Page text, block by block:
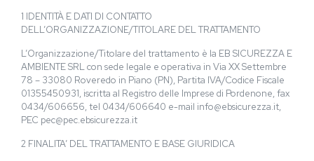
1 IDENTITÀ E DATI DI CONTATTO
DELL’ORGANIZZAZIONE/TITOLARE DEL TRATTAMENTO
L’Organizzazione/Titolare del trattamento è la EB SICUREZZA E
AMBIENTE SRL con sede legale e operativa in Via XX Settembre
78 – 33080 Roveredo in Piano (PN), Partita IVA/Codice Fiscale
01355450931, iscritta al Registro delle Imprese di Pordenone, fax
0434/606656, tel 0434/606640 e-mail info@ebsicurezza.it,
PEC pec@pec.ebsicurezza.it
2 FINALITA’ DEL TRATTAMENTO E BASE GIURIDICA